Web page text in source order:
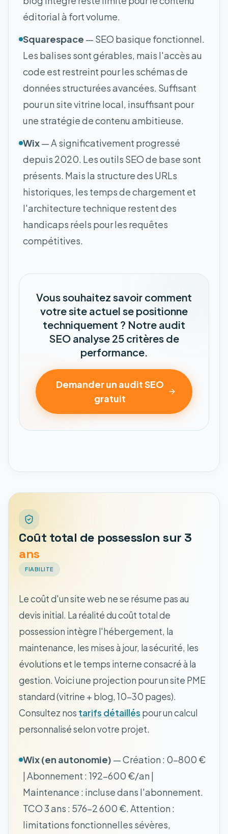
éditorial à fort volume.
Squarespace — SEO basique fonctionnel.
Les balises sont gérables, mais l'accès au
code est restreint pour les schémas de
données structurées avancées. Suffisant
pour un site vitrine local, insuffisant pour
une stratégie de contenu ambitieuse.
Wix— A significativement progressé
depuis 2020. Les outils SEO de base sont
présents. Mais la structure des URLs
historiques, les temps de chargement et
l'architecture technique restent des
handicaps réels pour les requêtes
compétitives.
Vous souhaitez savoir comment
votre site actuel se positionne
techniquement ? Notre audit
SEO analyse 25 critères de
performance.
Demander un audit SEO
gratuit
Coût total de possession sur 3
ans
FIABILITE
Le coût d'un site web ne se résume pas au
devis initial. La réalité du coût total de
possession intègre l'hébergement, la
maintenance, les mises à jour, la sécurité, les
évolutions et le temps interne consacré à la
gestion. Voici une projection pour un site PME
standard (vitrine + blog, 10-30 pages).
Consultez nos tarifs détaillés pour un calcul
personnalisé selon votre projet.
Wix (en autonomie) — Création : 0-800 €
| Abonnement : 192-600 €/an |
Maintenance : incluse dans l'abonnement.
TCO 3 ans : 576-2 600 €. Attention :
limitations fonctionnelles sévères,